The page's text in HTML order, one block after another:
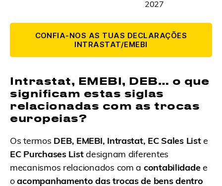
2027
CONFIA-NOS AS TUAS DECLARAÇÕES
INTRASTAT/EMEBI
Intrastat, EMEBI, DEB… o que
significam estas siglas
relacionadas com as trocas
europeias?
Os termos DEB, EMEBI, Intrastat, EC Sales Liste
EC Purchases Listdesignam diferentes
mecanismos relacionados com a contabilidadee
oacompanhamento das trocas de bens dentro